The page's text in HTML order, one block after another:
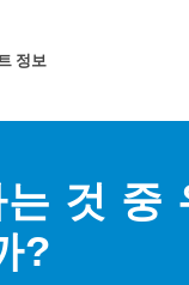
정보
것 중
?